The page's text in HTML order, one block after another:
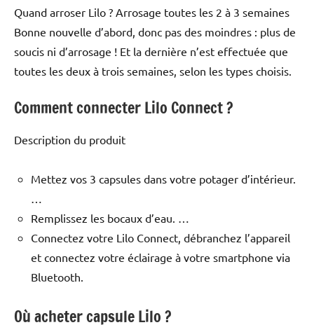
Quand arroser Lilo ? Arrosage toutes les 2 à 3 semaines
Bonne nouvelle d’abord, donc pas des moindres : plus de
soucis ni d’arrosage ! Et la dernière n’est effectuée que
toutes les deux à trois semaines, selon les types choisis.
Comment connecter Lilo Connect ?
Description du produit
Mettez vos 3 capsules dans votre potager d’intérieur.
…
Remplissez les bocaux d’eau. …
Connectez votre Lilo Connect, débranchez l’appareil
et connectez votre éclairage à votre smartphone via
Bluetooth.
Où acheter capsule Lilo ?